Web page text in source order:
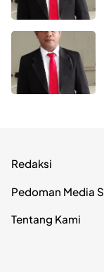
Redaksi
Pedoman Media
Tentang Kami